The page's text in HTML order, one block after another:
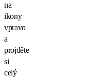
na
ikony
vpravo
a
projděte
si
celý